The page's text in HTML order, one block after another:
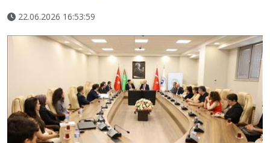
22.06.2026 16:53:59